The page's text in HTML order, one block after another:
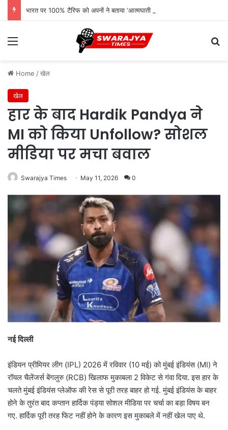
Menu
Home /खेल
खेल
हार के बाद Hardik Pandya ने
MI को किया Unfollow? सोशल
मीडिया पर मचा बवाल
Swarajya Times May 11, 2026 0
नई दिल्ली
इंडियन प्रीमियर लीग (IPL) 2026 में रविवार (10 मई) को मुंबई इंडियंस (MI) ने
रॉयल चैलेंजर्स बेंगलुरु (RCB) खिलाफ मुकाबला 2 विकेट से गंवा दिया. इस हार के
चलते मुंबई इंडियंस प्लेऑफ की रेस से पूरी तरह बाहर हो गई. मुंबई इंडियंस के बाहर
होने के तुरंत बाद कप्तान हार्दिक पंड्या सोशल मीडिया पर चर्चा का बड़ा विषय बन
गए. हार्दिक पूरी तरह फिट नहीं होने के कारण इस मुकाबले में नहीं खेल पाए थे.